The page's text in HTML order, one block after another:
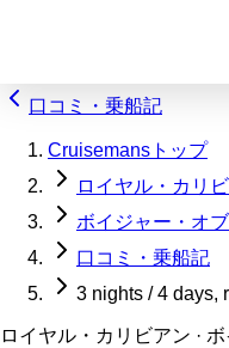
口コミ・乗船記
Cruisemansトップ
ロイヤル・カリ
ボイジャー・オ
口コミ・乗船記
3 nights / 4 days,
ロイヤル・カリビアン ·